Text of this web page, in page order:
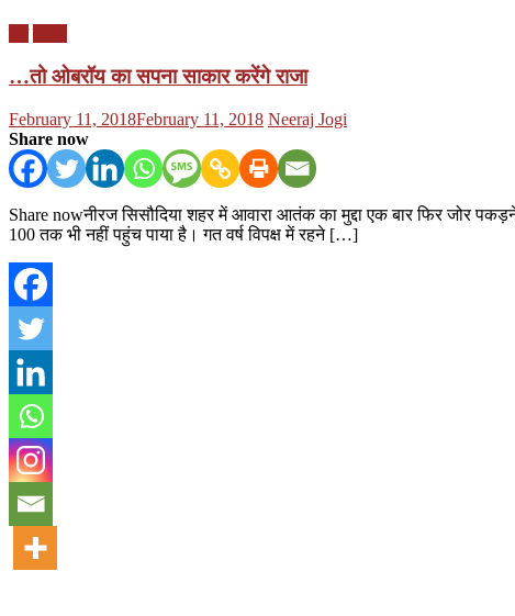
…तो ओबरॉय का सपना साकार करेंगे राजा
Posted
on
February 11, 2018February 11, 2018 Author
Neeraj Jogi
Share now
Share nowनीरज सिसौदिया शहर में आवारा आतंक का मुद्दा एक बार फिर जोर
100 तक भी नहीं पहुंच पाया है। गत वर्ष विपक्ष में रहने […]